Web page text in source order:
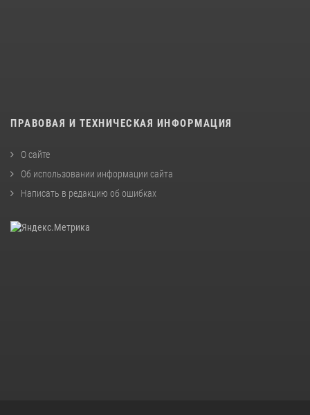
ПРАВОВАЯ И ТЕХНИЧЕСКАЯ ИНФОРМАЦИЯ
О сайте
Об использовании информации сайта
Написать в редакцию об ошибках